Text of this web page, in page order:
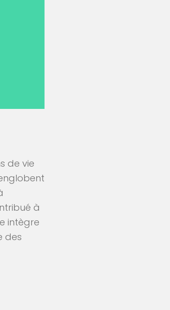
de vie
à
intègre
des